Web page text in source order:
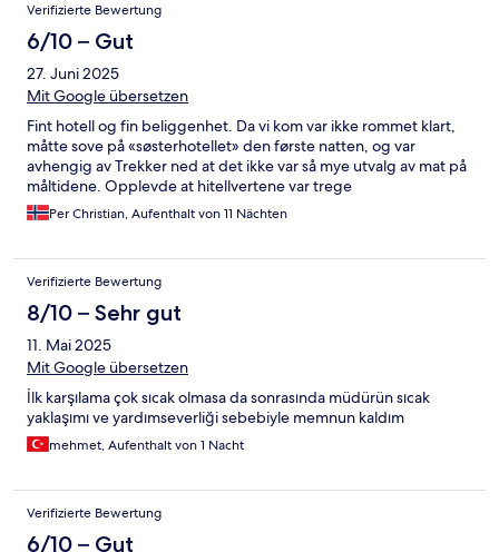
Verifizierte Bewertung
6/10 – Gut
27. Juni 2025
Mit Google übersetzen
Fint hotell og fin beliggenhet. Da vi kom var ikke rommet klart,
måtte sove på «søsterhotellet» den første natten, og var
avhengig av Trekker ned at det ikke var så mye utvalg av mat på
måltidene. Opplevde at hitellvertene var trege
Per Christian, Aufenthalt von 11 Nächten
Verifizierte Bewertung
8/10 – Sehr gut
11. Mai 2025
Mit Google übersetzen
İlk karşılama çok sıcak olmasa da sonrasında müdürün sıcak
yaklaşımı ve yardımseverliği sebebiyle memnun kaldım
mehmet, Aufenthalt von 1 Nacht
Verifizierte Bewertung
6/10 – Gut